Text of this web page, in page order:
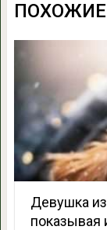
Девушка
показывая